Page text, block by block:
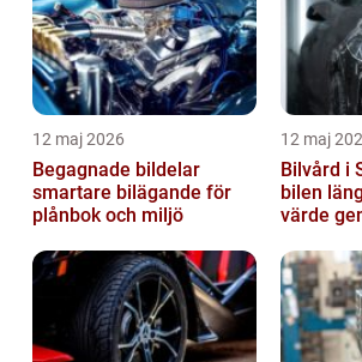
12 maj 2026
Begagnade bildelar
smartare bilägande för
plånbok och miljö
12 maj
Bilvård i
bilen
värde